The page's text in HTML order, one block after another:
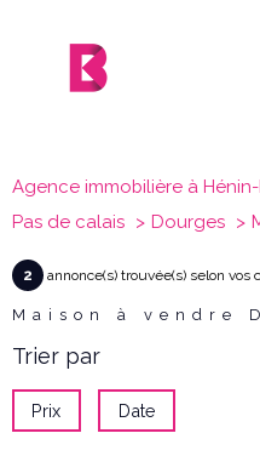
Agence immobilière à
Pas de calais
Dourges
2 annonce(s) trouvée(s) selon vos
Maison à vendre
Trier par
Prix Date